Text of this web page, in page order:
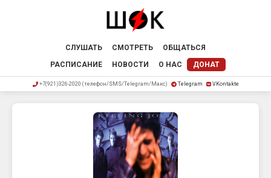
СЛУШАТЬ СМОТРЕТЬ
ОБЩАТЬСЯ
РАСПИСАНИЕ
НОВОСТИ О НАС ДОНАТ
+7(921)326-2020 (телефон/SMS/Telegram/Макс) Telegram VKontakte